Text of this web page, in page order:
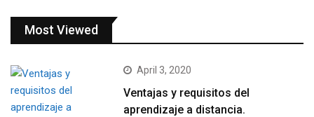
Most Viewed
April 3, 2020
Ventajas y requisitos del
aprendizaje a distancia.